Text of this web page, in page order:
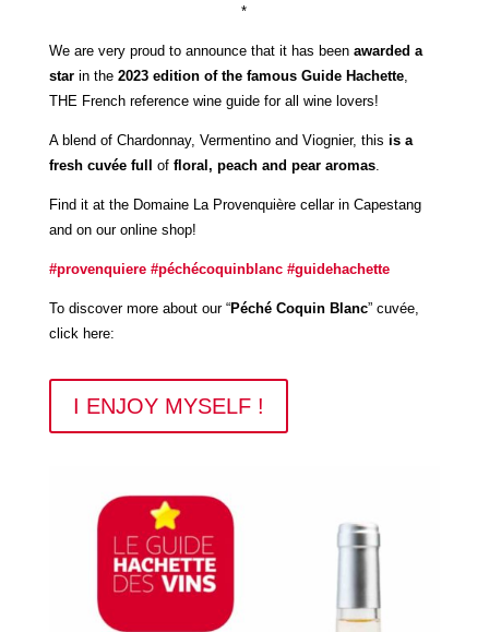
*
We are very proud to announce that it has been awarded a
starin the 2023 edition of the famous Guide Hachette,
THE French reference wine guide for all wine lovers!
A blend of Chardonnay, Vermentino and Viognier, this is a
fresh cuvée full
of floral, peach and pear aromas.
Find it at the Domaine La Provenquière cellar in Capestang
and on our online shop!
#provenquiere #péchécoquinblanc #guidehachette
To discover more about our “Péché Coquin Blanc” cuvée,
click here:
I ENJOY MYSELF !